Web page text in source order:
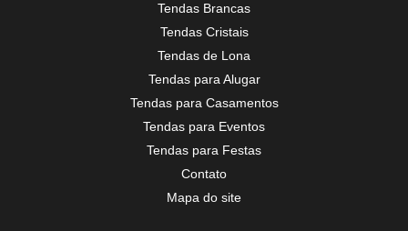
Tendas Brancas
Tendas Cristais
Tendas de Lona
Tendas para Alugar
Tendas para Casamentos
Tendas para Eventos
Tendas para Festas
Contato
Mapa do site